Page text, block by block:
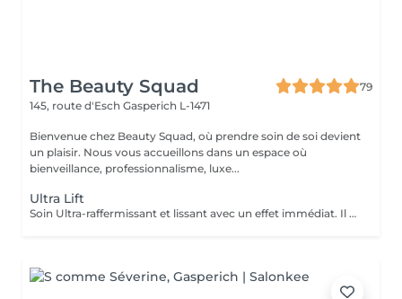
The Beauty Squad
79
145, route d'Esch Gasperich L-1471
Bienvenue chez Beauty Squad, où prendre soin de soi devient
un plaisir. Nous vous accueillons dans un espace où
bienveillance, professionnalisme, luxe...
Ultra Lift
Soin Ultra-raffermissant et lissant avec un effet immédiat. Il est sur-concentré en principes actifs afin de restructurer et de donner de l'élasticité à la peau. Son effet tenseur et restructurant intensif favorise la synthèse de collagène et d'élastine en diminuant le relachement et en redonnant du volume aux tissus. Le soin idéal pour restructurer, repulper lisser et rendre de l'élasticité à la peau. 1 soin : 135€ Forfait 5 soins : 610€